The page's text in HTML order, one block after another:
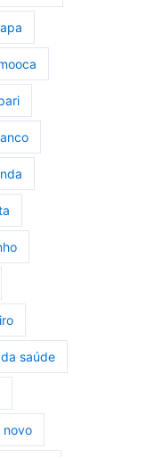
saúde
novo